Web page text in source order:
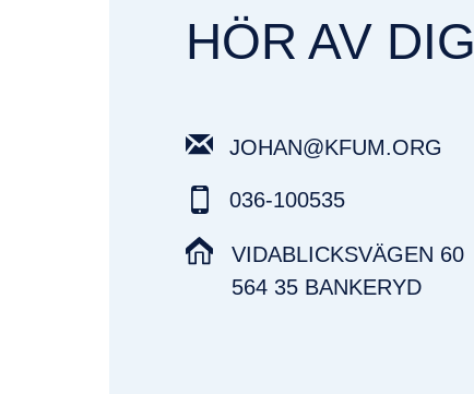
HÖR AV DIG
JOHAN@KFUM.ORG
036-100535
VIDABLICKSVÄGEN 60
564 35 BANKERYD